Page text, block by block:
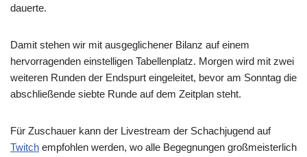
dauerte.
Damit stehen wir mit ausgeglichener Bilanz auf einem
hervorragenden einstelligen Tabellenplatz. Morgen wird mit zwei
weiteren Runden der Endspurt eingeleitet, bevor am Sonntag die
abschließende siebte Runde auf dem Zeitplan steht.
Für Zuschauer kann der Livestream der Schachjugend auf
Twitch empfohlen werden, wo alle Begegnungen großmeisterlich